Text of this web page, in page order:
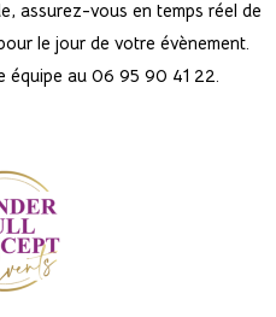
assurez-vous en temps réel de
le jour de votre évènement.
équipe au 06 95 90 41 22.